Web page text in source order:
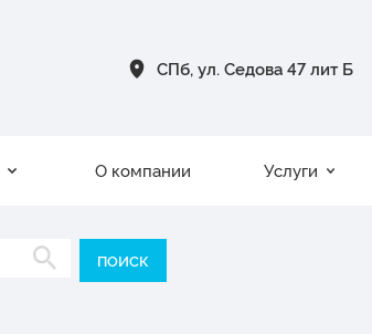
СПб, ул. Седова 47 лит Б
О компании Услуги